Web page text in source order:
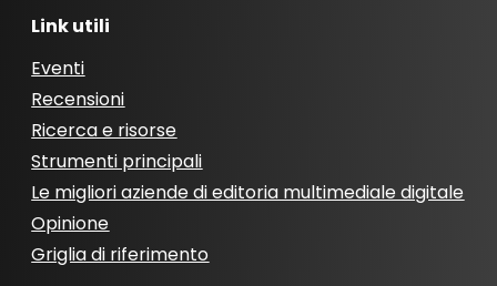
Link utili
Eventi
Recensioni
Ricerca e risorse
Strumenti principali
Le migliori aziende di editoria multimediale digitale
Opinione
Griglia di riferimento